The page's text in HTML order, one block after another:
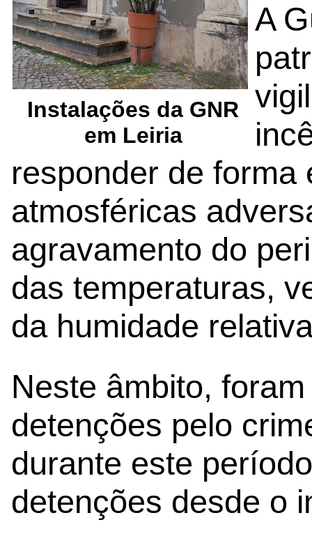
Instalações da GNR
em Leiria
A
responder de forma
atmosféricas
agravamento do
das temperaturas,
da humidade
Neste âmbito,
detenções pelo
durante este
detenções desde o